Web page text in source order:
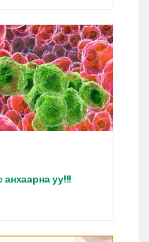
уу!!!